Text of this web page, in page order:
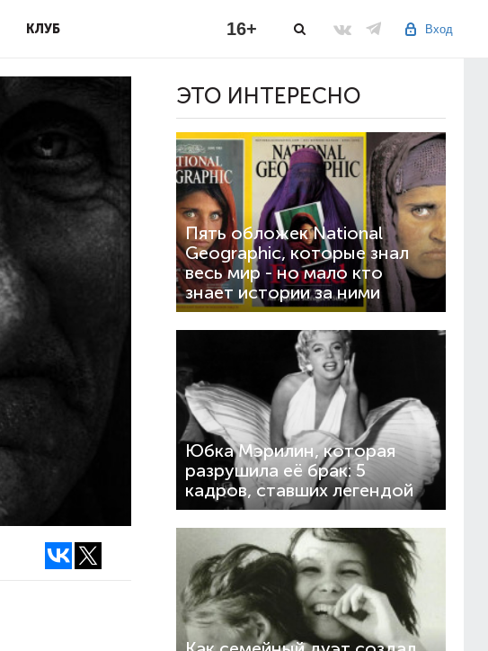
КЛУБ Вход
16+
ЭТО ИНТЕРЕСНО
Пять обложек National
Geographic, которые знал
весь мир - но мало кто
знает истории за ними
Юбка Мэрилин, которая
разрушила её брак: 5
кадров, ставших легендой